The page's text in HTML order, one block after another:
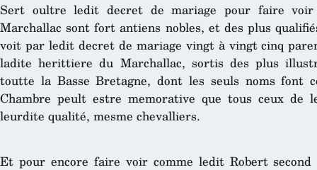
Sert oultre ledit decret de mariage pour faire
Marchallac sont fort antiens nobles, et des plus
voit par ledit decret de mariage vingt à vingt cinq
ladite herittiere du Marchallac, sortis des plus
toutte la Basse Bretagne, dont les seuls noms font
Chambre peult estre memorative que tous ceux de
leurdite qualité, mesme chevalliers.
Et pour encore faire voir comme ledit Robert